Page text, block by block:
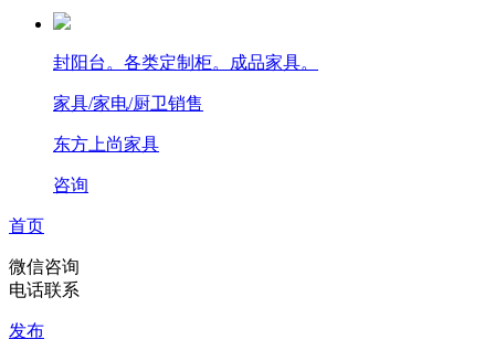
封阳台。各类定制柜。成品家具。
家具/家电/厨卫销售
东方上尚家具
咨询
首页
微信咨询
电话联系
发布